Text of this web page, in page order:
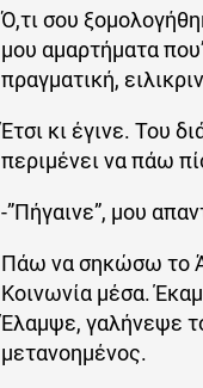
Ό,τι σου
μου αμαρτήματα
πραγματική,
Έτσι κι έγινε. Του
περιμένει να πάω
-”Πήγαινε”, μου
Πάω να σηκώσω το
Κοινωνία μέσα.
Έλαμψε, γαλήνεψε
μετανοημένος.